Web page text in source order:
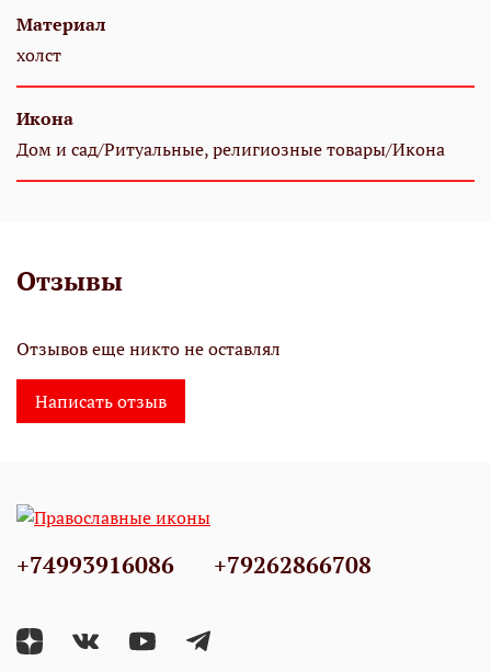
Материал
холст
Икона
Дом и сад/Ритуальные, религиозные товары/Икона
Отзывы
Отзывов еще никто не оставлял
Написать отзыв
+74993916086 +79262866708